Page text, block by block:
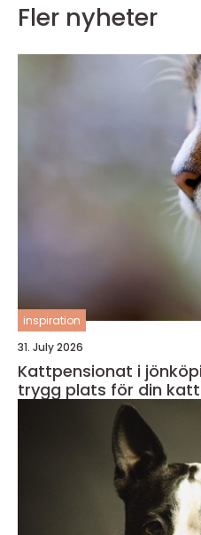
Fler nyheter
inspiration
31. July 2026
Kattpensionat i jönköping så hittar
trygg plats för din katt